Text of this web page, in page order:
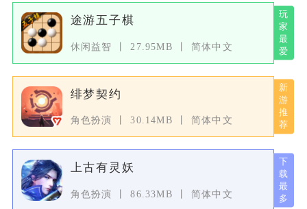
途游五子棋
休闲益智 27.95MB 简体中文
绯梦契约
角色扮演 30.14MB 简体中文
上古有灵妖
角色扮演 86.33MB 简体中文